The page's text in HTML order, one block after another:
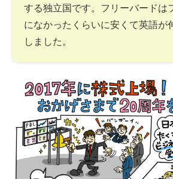
する独立国です。フリーバードは
になかったくらいに安くて英語が
しました。